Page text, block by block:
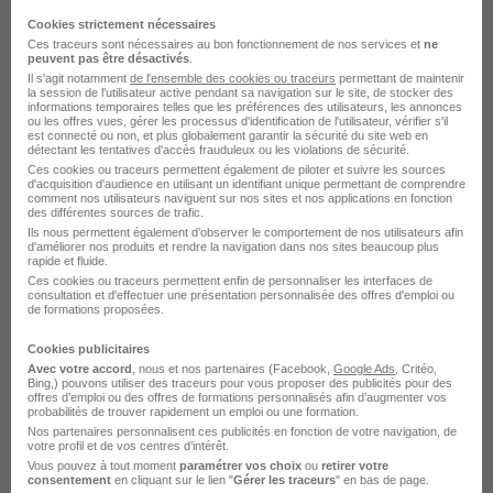
Responsable des Operations
Transport Logistique H/F
La Selle-sur-le-Bied - 45 CDI 3 750 € / mois
Cette offre n’est plus disponible depuis le 04/06/26
Assistant Administratif d'Exploitation
H/F
La Selle-sur-le-Bied - 45 CDD 2 033 € / mois
Chef d'Équipe Logistique Nuit H/F
La Selle-sur-le-Bied - 45
Cookies strictement nécessaires
Ces traceurs sont nécessaires au bon fonctionnement de nos services et ne
peuvent pas être désactivés
Il s'agit notamment de l'ensemble des cookies ou traceurs permettant de maintenir
la session de l'utilisateur active pendant sa navigation sur le site, de stocker des
informations temporaires telles que les préférences des utilisateurs, les annonces
ou les offres vues, gérer les processus d'identification de l'utilisateur, vérifier s'il
est connecté ou non, et plus globalement garantir la sécurité du site web en
détectant les tentatives d'accès frauduleux ou les violations de sécurité.
Ces cookies ou traceurs permettent également de piloter et suivre les sources
d'acquisition d'audience en utilisant un identifiant unique permettant de comprendre
comment nos utilisateurs naviguent sur nos sites et nos applications en fonction
des différentes sources de trafic.
Ils nous permettent également d’observer le comportement de nos utilisateurs afin
d'améliorer nos produits et rendre la navigation dans nos sites beaucoup plus
rapide et fluide.
Ces cookies ou traceurs permettent enfin de personnaliser les interfaces de
consultation et d'effectuer une présentation personnalisée des offres d'emploi ou
de formations proposées.
Cookies publicitaires
Avec votre accord , nous et nos partenaires (Facebook, Google Ads , Critéo,
Bing,) pouvons utiliser des traceurs pour vous proposer des publicités pour des
offres d’emploi ou des offres de formations personnalisés afin d’augmenter vos
probabilités de trouver rapidement un emploi ou une formation.
Nos partenaires personnalisent ces publicités en fonction de votre navigation, de
votre profil et de vos centres d’intérêt.
Vous pouvez à tout moment paramétrer vos choix ou retirer votre
consentement en cliquant sur le lien "Gérer les traceurs" en bas de page.